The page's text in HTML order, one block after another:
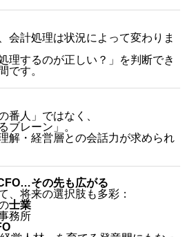
会計処理は状況によって変わりま
理するのが正しい？」を判断でき
です。
番人」ではなく、
ブレーン」。
解・経営層との会話力が求められ
その先も広がる
、将来の選択肢も多彩：
士業
務所